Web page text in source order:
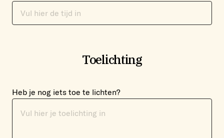
Toelichting
Heb je nog iets toe te lichten?